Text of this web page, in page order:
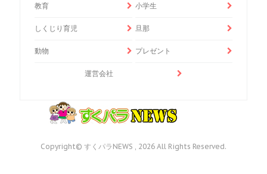
教育 小学生
しくじり育児 旦那
動物 プレゼント
運営会社
Copyright© すくパラNEWS , 2026 All Rights Reserved.